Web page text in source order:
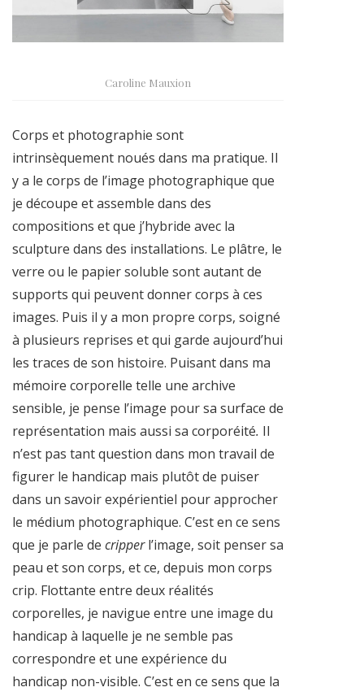
Caroline Mauxion
Corps et photographie sont
intrinsèquement noués dans ma pratique. Il
y a le corps de l’image photographique que
je découpe et assemble dans des
compositions et que j’hybride avec la
sculpture dans des installations. Le plâtre, le
verre ou le papier soluble sont autant de
supports qui peuvent donner corps à ces
images. Puis il y a mon propre corps, soigné
à plusieurs reprises et qui garde aujourd’hui
les traces de son histoire. Puisant dans ma
mémoire corporelle telle une archive
sensible, je pense l’image pour sa surface de
représentation mais aussi sa corporéité. Il
n’est pas tant question dans mon travail de
figurer le handicap mais plutôt de puiser
dans un savoir expérientiel pour approcher
le médium photographique. C’est en ce sens
que je parle de cripperl’image, soit penser sa
peau et son corps, et ce, depuis mon corps
crip. Flottante entre deux réalités
corporelles, je navigue entre une image du
handicap à laquelle je ne semble pas
correspondre et une expérience du
handicap non-visible. C’est en ce sens que la